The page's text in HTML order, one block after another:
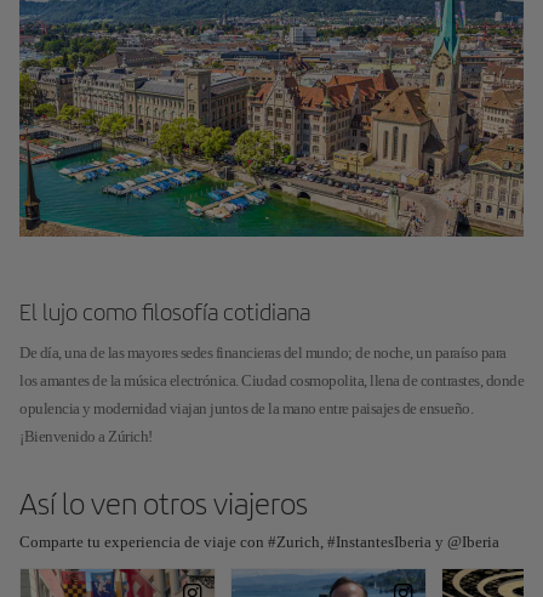
El lujo como filosofía cotidiana
De día, una de las mayores sedes financieras del mundo; de noche, un paraíso para
los amantes de la música electrónica. Ciudad cosmopolita, llena de contrastes, donde
opulencia y modernidad viajan juntos de la mano entre paisajes de ensueño.
¡Bienvenido a Zúrich!
Así lo ven otros viajeros
Comparte tu experiencia de viaje con #Zurich, #InstantesIberia y @Iberia